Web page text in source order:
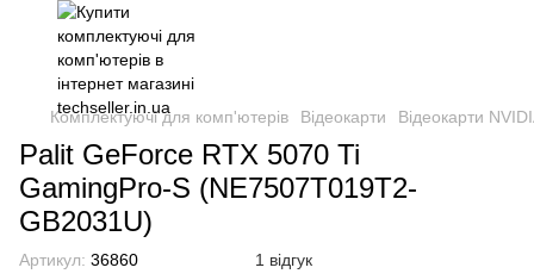
Комплектуючі для комп'ютерів Відеокарти Відеокарти
Palit GeForce RTX 5070 Ti
GamingPro-S (NE7507T019T2-
GB2031U)
Артикул: 36860 1 відгук